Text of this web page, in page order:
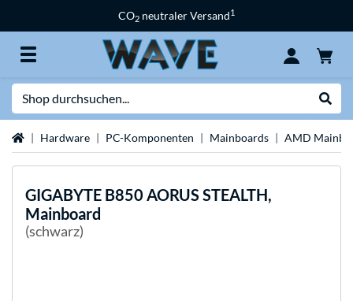
CO2 neutraler Versand1
StartseiteHardware PC-Komponenten Mainboards AMD
GIGABYTE B850 AORUS STEALTH,
Mainboard
(schwarz)